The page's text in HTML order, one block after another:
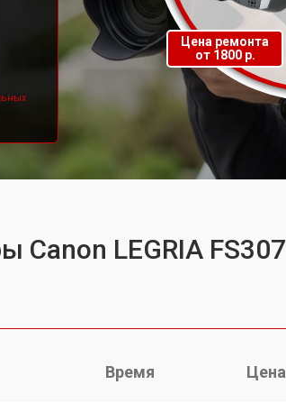
Цена ремонта
от 1800 р.
Canon LEGRIA FS307
Время Цена